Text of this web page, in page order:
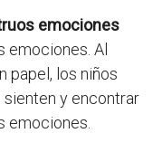
emociones
emociones. Al
papel, los niños
y encontrar
emociones.